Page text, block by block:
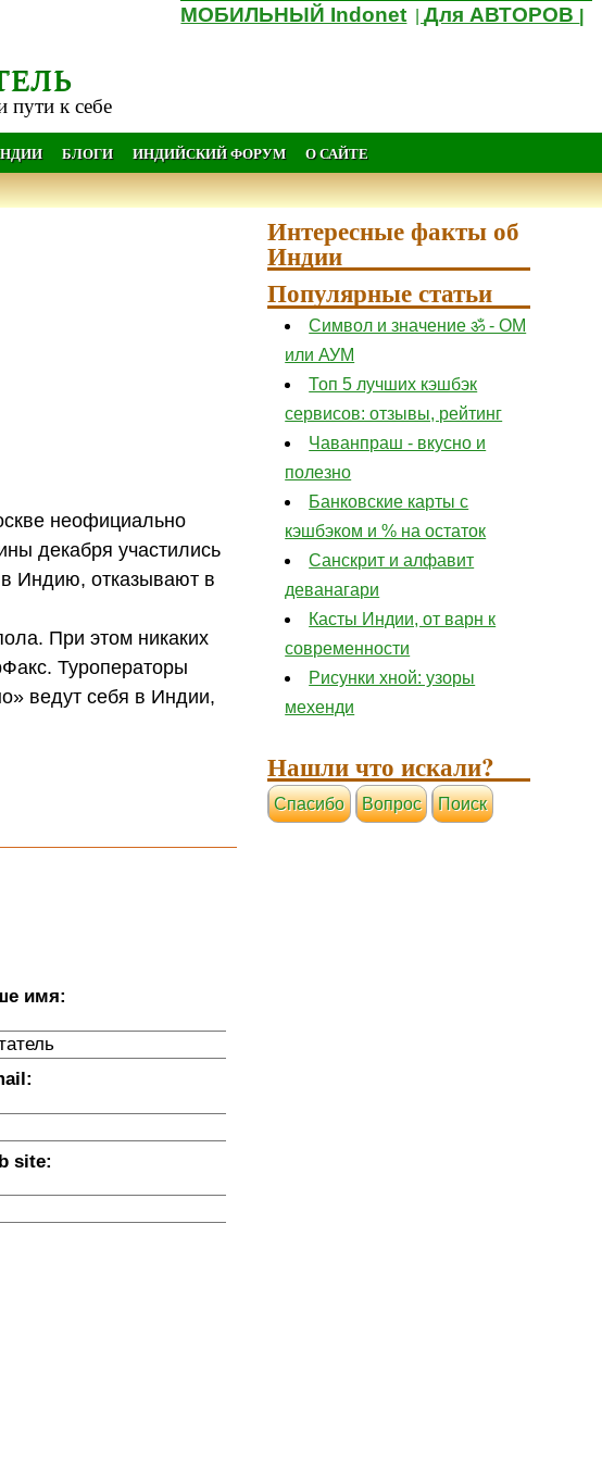
МОБИЛЬНЫЙ Indonet |Для АВТОРОВ
пути к себе
БЛОГИ ИНДИЙСКИЙ ФОРУМ О САЙТЕ
неофициально
декабря участились
в Индию, отказывают в
При этом никаких
Туроператоры
ведут себя в Индии,
имя:
site:
Интересные факты об
Индии
Популярные статьи
Символ и значение ॐ - ОМ
или АУМ
Топ 5 лучших кэшбэк
сервисов: отзывы, рейтинг
Чаванпраш - вкусно и
полезно
Банковские карты с
кэшбэком и % на остаток
Санскрит и алфавит
деванагари
Касты Индии, от варн к
современности
Рисунки хной: узоры
мехенди
Нашли что искали?
Cпасибо Вопрос Поиск